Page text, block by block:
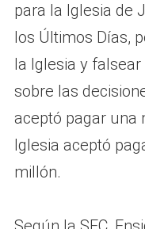
para la Iglesia de
los Últimos Días,
la Iglesia y
sobre las
aceptó pagar una
Iglesia aceptó
millón.